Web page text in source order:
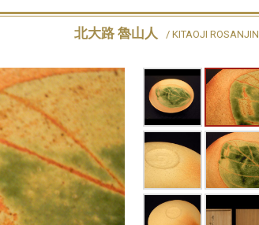
北大路 魯山人 / KITAOJI ROSANJIN